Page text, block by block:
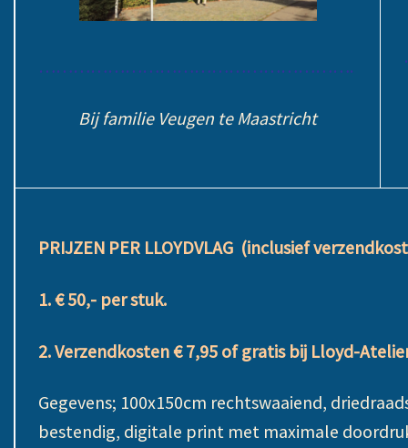
……………………………………………….
Bij familie Veugen te Maastricht
PRIJZEN PER LLOYDVLAG (inclusief
1. € 50,- per stuk.
2. Verzendkosten € 7,95 of gratis bij Lloyd-
Gegevens; 100x150cm rechtswaaiend, d
bestendig, digitale print met maximale